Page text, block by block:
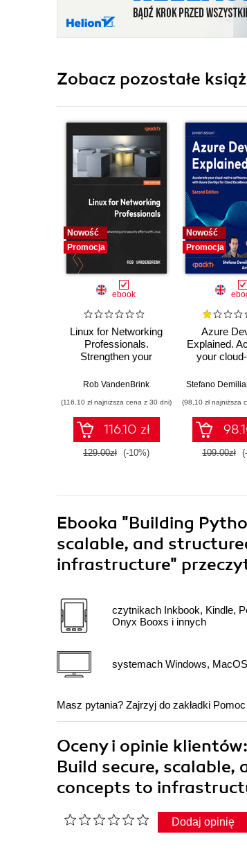
Zobacz pozostałe
Nowość
Promocja
ebook
Linux for Networking
Professionals.
Strengthen your
security efforts with
Edition
Rob VandenBrink
(116,10 zł najniższa cena z 30 dni)
116.10 zł
129.00zł (-10%)
Nowość
Promocja
Azure
Explained.
your
Cloud
Second
Stefano
(98,10 zł najniższa
109.00zł
Ebooka "Building
scalable, and
infrastructure"
czytnikach Inkbook, Kindle,
Onyx Booxs i innych
systemach Windows,
Masz pytania? Zajrzyj do zakładki Pomoc
Oceny i opinie
Build secure,
concepts to
Dodaj opinię